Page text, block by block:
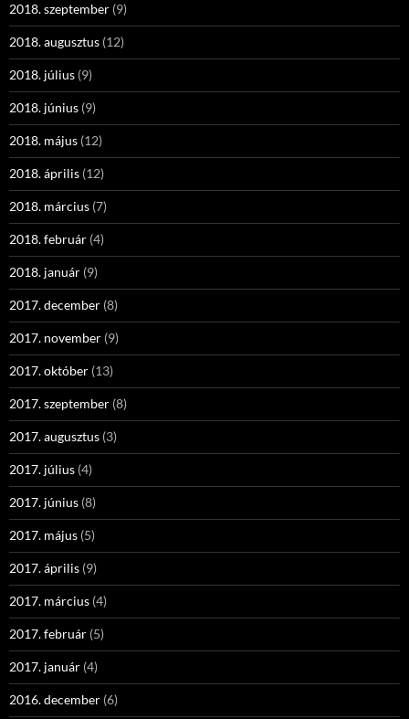
2018. szeptember (9)
2018. augusztus (12)
2018. július (9)
2018. június (9)
2018. május (12)
2018. április (12)
2018. március (7)
2018. február (4)
2018. január (9)
2017. december (8)
2017. november (9)
2017. október (13)
2017. szeptember (8)
2017. augusztus (3)
2017. július (4)
2017. június (8)
2017. május (5)
2017. április (9)
2017. március (4)
2017. február (5)
2017. január (4)
2016. december (6)